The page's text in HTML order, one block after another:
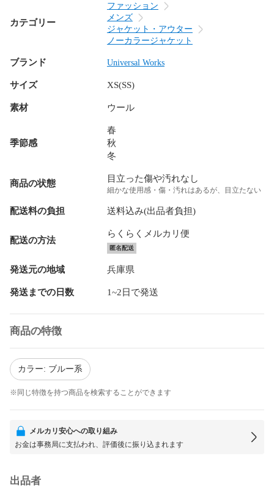
カテゴリー
ファッション
メンズ
ジャケット・アウター
ノーカラージャケット
ブランド Universal Works
サイズ XS(SS)
素材 ウール
季節感
春
秋
冬
商品の状態 目立った傷や汚れなし
細かな使用感・傷・汚れはあるが、目立たない
配送料の負担 送料込み(出品者負担)
配送の方法
らくらくメルカリ便
匿名配送
発送元の地域 兵庫県
発送までの日数 1~2日で発送
商品の特徴
カラー: ブルー系
※同じ特徴を持つ商品を検索することができます
メルカリ安心への取り組み
お金は事務局に支払われ、評価後に振り込まれます
出品者